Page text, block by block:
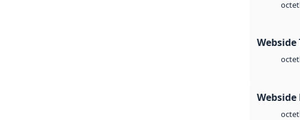
octet
Webside
octet
Webside
octet